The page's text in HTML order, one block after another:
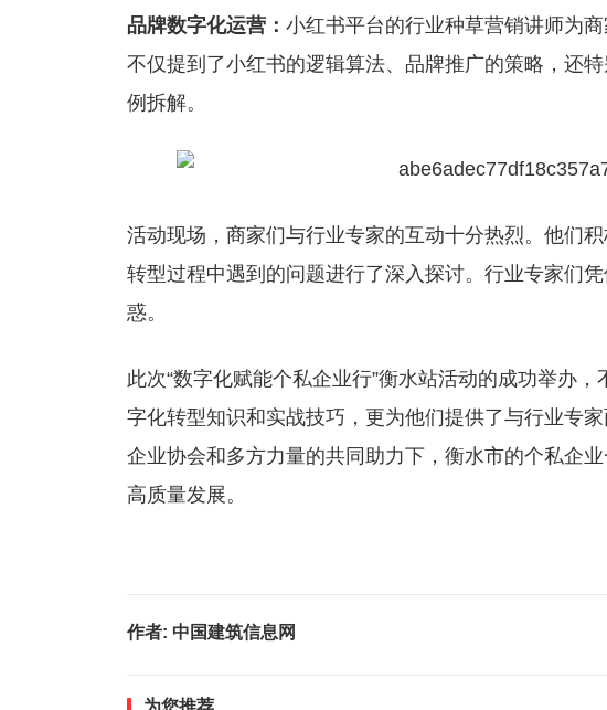
品牌数字化运营： 小红书平台的行业种草营销讲师为
不仅提到了小红书的逻辑算法、品牌推广的策略，还
例拆解。
活动现场，商家们与行业专家的互动十分热烈。他们
转型过程中遇到的问题进行了深入探讨。行业专家们
惑。
此次“数字化赋能个私企业行”衡水站活动的成功举办
字化转型知识和实战技巧，更为他们提供了与行业专
企业协会和多方力量的共同助力下，衡水市的个私企
高质量发展。
作者: 中国建筑信息网
为您推荐